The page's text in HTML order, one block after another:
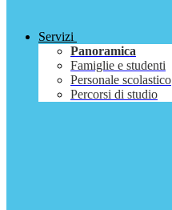
Servizi
Panoramica
Famiglie e studenti
Personale scolastico
Percorsi di studio